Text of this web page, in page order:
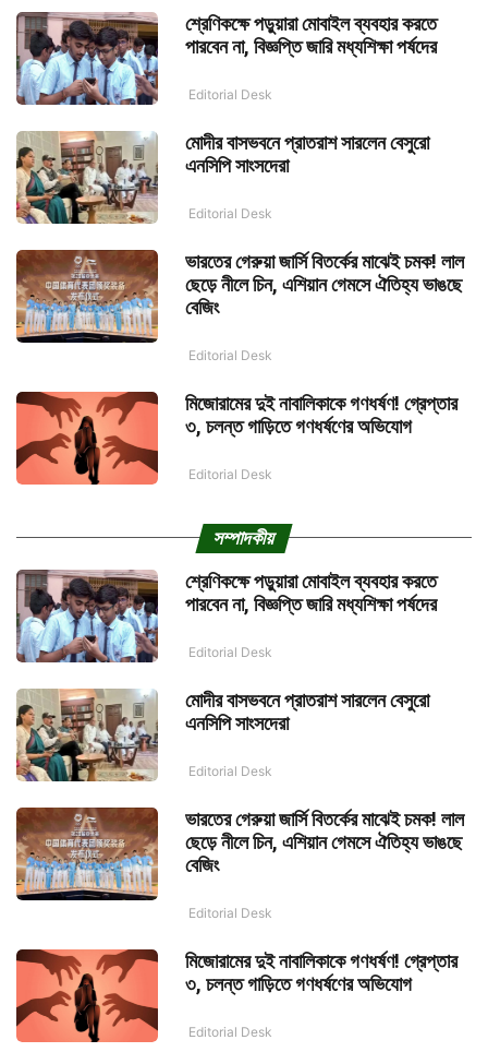
শ্রেণিকক্ষে পড়ুয়ারা মোবাইল ব্যবহার করতে
পারবেন না, বিজ্ঞপ্তি জারি মধ্যশিক্ষা পর্ষদের
Editorial Desk
মোদীর বাসভবনে প্রাতরাশ সারলেন বেসুরো
এনসিপি সাংসদেরা
Editorial Desk
ভারতের গেরুয়া জার্সি বিতর্কের মাঝেই চমক! লাল
ছেড়ে নীলে চিন, এশিয়ান গেমসে ঐতিহ্য ভাঙছে
বেজিং
Editorial Desk
মিজোরামের দুই নাবালিকাকে গণধর্ষণ! গ্রেপ্তার
৩, চলন্ত গাড়িতে গণধর্ষণের অভিযোগ
Editorial Desk
সম্পাদকীয়
শ্রেণিকক্ষে পড়ুয়ারা মোবাইল ব্যবহার করতে
পারবেন না, বিজ্ঞপ্তি জারি মধ্যশিক্ষা পর্ষদের
Editorial Desk
মোদীর বাসভবনে প্রাতরাশ সারলেন বেসুরো
এনসিপি সাংসদেরা
Editorial Desk
ভারতের গেরুয়া জার্সি বিতর্কের মাঝেই চমক! লাল
ছেড়ে নীলে চিন, এশিয়ান গেমসে ঐতিহ্য ভাঙছে
বেজিং
Editorial Desk
মিজোরামের দুই নাবালিকাকে গণধর্ষণ! গ্রেপ্তার
৩, চলন্ত গাড়িতে গণধর্ষণের অভিযোগ
Editorial Desk